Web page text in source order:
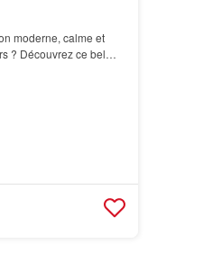
moderne, calme et
? Découvrez ce bel